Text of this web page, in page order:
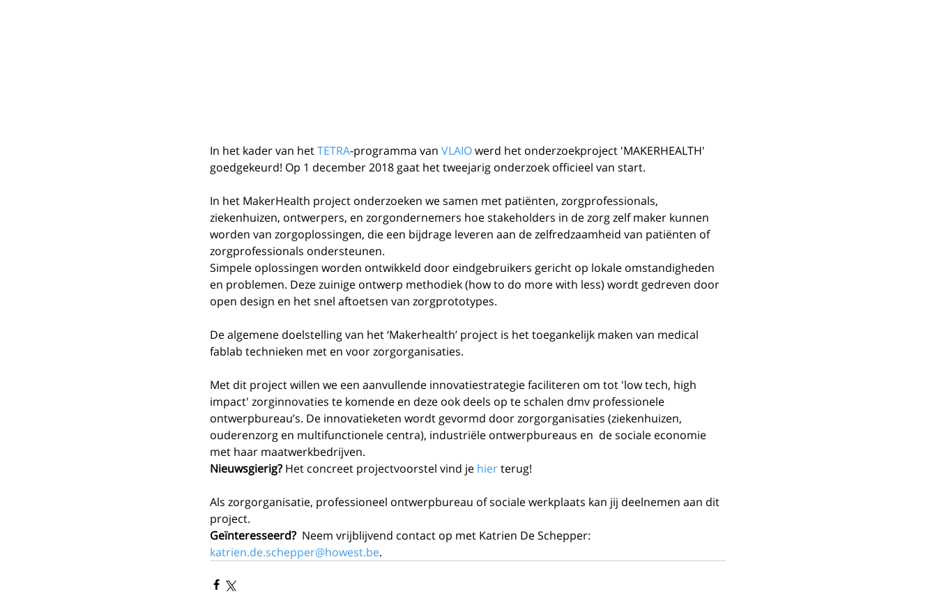
In het kader van het TETRA-programma van VLAIO werd het onderzoekproject 'MAKERHEALTH'
goedgekeurd! Op 1 december 2018 gaat het tweejarig onderzoek officieel van start.
In het MakerHealth project onderzoeken we samen met patiënten, zorgprofessionals,
ziekenhuizen, ontwerpers, en zorgondernemers hoe stakeholders in de zorg zelf maker kunnen
worden van zorgoplossingen, die een bijdrage leveren aan de zelfredzaamheid van patiënten of
zorgprofessionals ondersteunen.
Simpele oplossingen worden ontwikkeld door eindgebruikers gericht op lokale omstandigheden
en problemen. Deze zuinige ontwerp methodiek (how to do more with less) wordt gedreven door
open design en het snel aftoetsen van zorgprototypes.
De algemene doelstelling van het ‘Makerhealth’ project is het toegankelijk maken van medical
fablab technieken met en voor zorgorganisaties.
Met dit project willen we een aanvullende innovatiestrategie faciliteren om tot 'low tech, high
impact' zorginnovaties te komende en deze ook deels op te schalen dmv professionele
ontwerpbureau’s. De innovatieketen wordt gevormd door zorgorganisaties (ziekenhuizen,
ouderenzorg en multifunctionele centra), industriële ontwerpbureaus en  de sociale economie
met haar maatwerkbedrijven.
Nieuwsgierig? Het concreet projectvoorstel vind je hier terug!
Als zorgorganisatie, professioneel ontwerpbureau of sociale werkplaats kan jij deelnemen aan dit
project.
Geïnteresseerd?
  Neem vrijblijvend contact op met Katrien De Schepper:
katrien.de.schepper@howest.be.